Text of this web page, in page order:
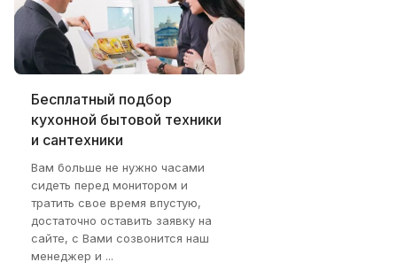
Бесплатный подбор
кухонной бытовой техники
и сантехники
Вам больше не нужно часами
сидеть перед монитором и
тратить свое время впустую,
достаточно оставить заявку на
сайте, с Вами созвонится наш
менеджер и ...